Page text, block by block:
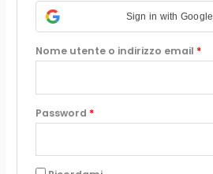
Sign in with Google
Nome utente o indirizzo email *
Password *